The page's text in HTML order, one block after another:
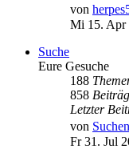
von
Mi 15. Apr
Suche
Eure Gesuche
188
858
Letzter
von
Fr 31. Jul